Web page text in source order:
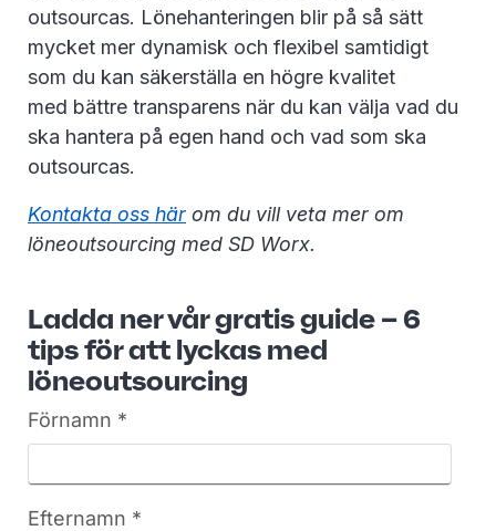
outsourcas. Lönehanteringen blir på så sätt
mycket mer dynamisk och flexibel samtidigt
som du kan säkerställa en högre kvalitet
med bättre transparens när du kan välja vad du
ska hantera på egen hand och vad som ska
outsourcas.
Kontakta oss här om du vill veta mer om
löneoutsourcing med SD Worx.
Ladda ner vår gratis guide – 6
tips för att lyckas med
löneoutsourcing